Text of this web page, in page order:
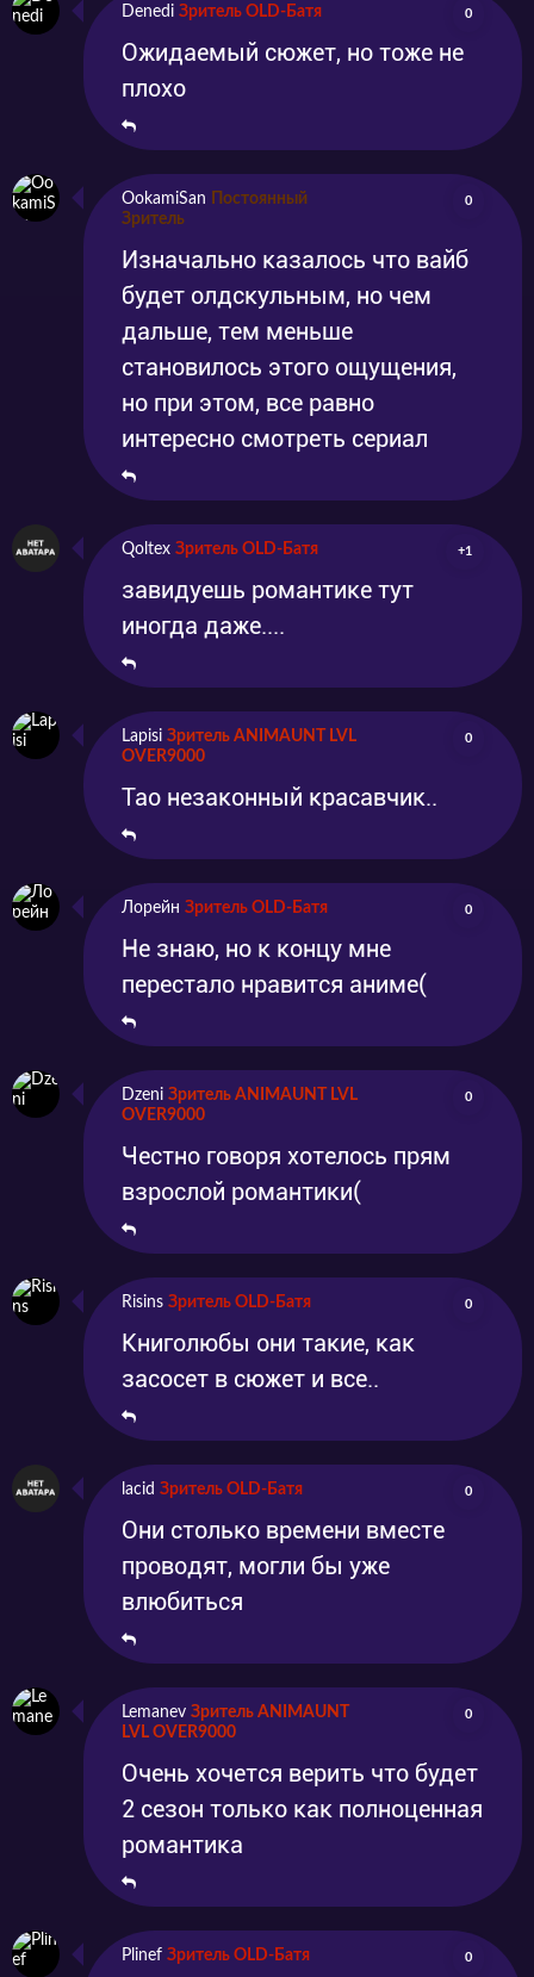
Denedi Зритель OLD-Батя 0
Ожидаемый сюжет, но тоже не
плохо
OokamiSan
Постоянный
Зритель
0
Изначально казалось что вайб
будет олдскульным, но чем
дальше, тем меньше
становилось этого ощущения,
но при этом, все равно
интересно смотреть сериал
Qoltex Зритель OLD-Батя +1
завидуешь романтике тут
иногда даже....
Lapisi Зритель ANIMAUNT LVL
OVER9000
0
Тао незаконный красавчик..
Лорейн Зритель OLD-Батя 0
Не знаю, но к концу мне
перестало нравится аниме(
Dzeni Зритель ANIMAUNT LVL
OVER9000
0
Честно говоря хотелось прям
взрослой романтики(
Risins Зритель OLD-Батя 0
Книголюбы они такие, как
засосет в сюжет и все..
lacid Зритель OLD-Батя 0
Они столько времени вместе
проводят, могли бы уже
влюбиться
Lemanev Зритель ANIMAUNT
LVL OVER9000
0
Очень хочется верить что будет
2 сезон только как полноценная
романтика
Plinef Зритель OLD-Батя 0